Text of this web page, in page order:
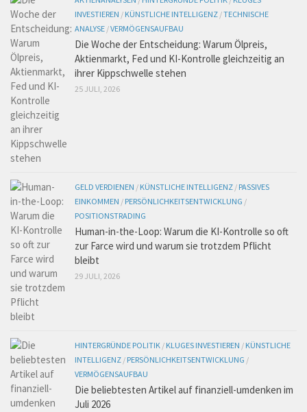
INVESTIEREN / KÜNSTLICHE INTELLIGENZ /TECHNISCHE
ANALYSE /VERMÖGENSAUFBAU
Die Woche der Entscheidung: Warum Ölpreis,
Aktienmarkt, Fed und KI-Kontrolle gleichzeitig an
ihrer Kippschwelle stehen
25 JULI, 2026
GELD VERDIENEN / KÜNSTLICHE INTELLIGENZ / PASSIVES
EINKOMMEN / PERSÖNLICHKEITSENTWICKLUNG /
POSITIONSTRADING
Human-in-the-Loop: Warum die KI-Kontrolle so oft
zur Farce wird und warum sie trotzdem Pflicht
bleibt
29 JULI, 2026
HINTERGRÜNDE POLITIK / KLUGES INVESTIEREN / KÜNSTLICHE
INTELLIGENZ / PERSÖNLICHKEITSENTWICKLUNG /
VERMÖGENSAUFBAU
Die beliebtesten Artikel auf finanziell-umdenken im
Juli 2026